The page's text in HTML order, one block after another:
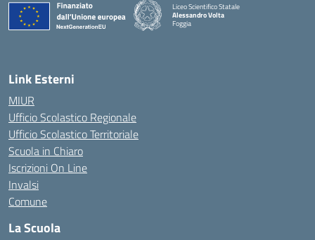
Liceo Scientifico Statale
Alessandro Volta
Foggia
— Visita la pagina iniziale della scuola
Link Esterni
MIUR
Ufficio Scolastico Regionale
Ufficio Scolastico Territoriale
Scuola in Chiaro
Iscrizioni On Line
Invalsi
Comune
La Scuola